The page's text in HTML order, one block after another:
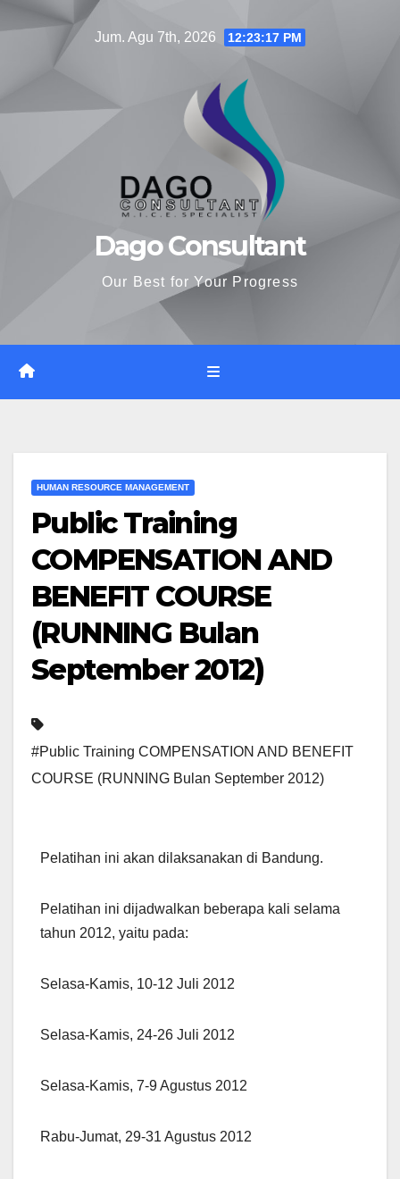
Jum. Agu 7th, 2026 12:23:18 PM
Dago Consultant
Our Best for Your Progress
HUMAN RESOURCE MANAGEMENT
Public Training
COMPENSATION AND
BENEFIT COURSE
(RUNNING Bulan
September 2012)
#Public Training COMPENSATION AND BENEFIT
COURSE (RUNNING Bulan September 2012)
Pelatihan ini akan dilaksanakan di Bandung.
Pelatihan ini dijadwalkan beberapa kali selama
tahun 2012, yaitu pada:
Selasa-Kamis, 10-12 Juli 2012
Selasa-Kamis, 24-26 Juli 2012
Selasa-Kamis, 7-9 Agustus 2012
Rabu-Jumat, 29-31 Agustus 2012